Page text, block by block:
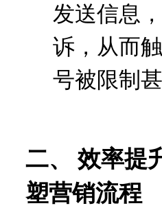
发送信息
诉，从而
号被限制
二、 效率提
塑营销流程